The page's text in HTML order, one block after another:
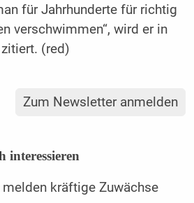
für Jahrhunderte für richtig
verschwimmen“, wird er in
(red)
Zum Newsletter anmelden
interessieren
kräftige Zuwächse